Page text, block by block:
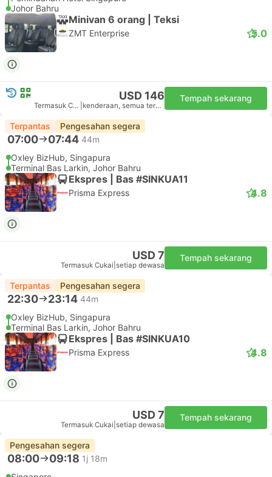
Johor Bahru
Minivan 6 orang | Teksi
ZMT Enterprise 5.0
USD 146
Termasuk Cukai kenderaan, semua termasuk
Tempah sekarang
Terpantas Pengesahan segera
07:00 07:44 44m
Oxley BizHub, Singapura
Terminal Bas Larkin, Johor Bahru
Ekspres | Bas #SINKUA11
Prisma Express 4.8
USD 7
Termasuk Cukai setiap dewasa
Tempah sekarang
Terpantas Pengesahan segera
22:30 23:14 44m
Oxley BizHub, Singapura
Terminal Bas Larkin, Johor Bahru
Ekspres | Bas #SINKUA10
Prisma Express 4.8
USD 7
Termasuk Cukai setiap dewasa
Tempah sekarang
Pengesahan segera
08:00 09:18 1j 18m